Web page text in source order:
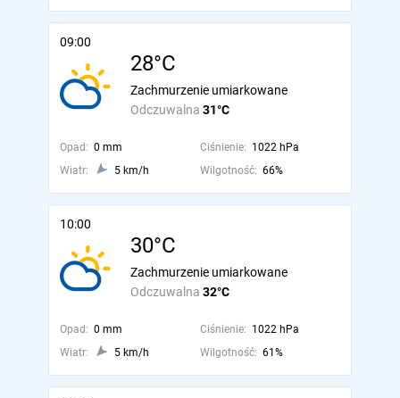
09:00
28°C
Odczuwalna 31°C
Zachmurzenie umiarkowane
Opad: 0 mm Ciśnienie: 1022 hPa
Wiatr:
5 km/h Wilgotność: 66%
10:00
30°C
Odczuwalna 32°C
Zachmurzenie umiarkowane
Opad: 0 mm Ciśnienie: 1022 hPa
Wiatr:
5 km/h Wilgotność: 61%